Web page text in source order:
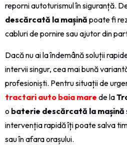
reporni autoturismul în siguranță.
descărcată la mașină poate fi
cabluri de pornire sau ajutor din
Dacă nu ai la îndemână soluții
intervii singur, cea mai bună
profesioniști. Pentru situații de
tractari auto baia mare de la
o baterie descărcată la mașină
intervenția rapidă îți poate salva
sau în afara orașului.